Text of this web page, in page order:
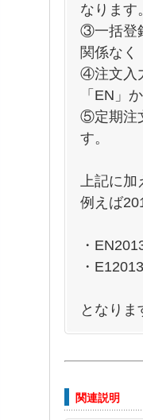
なります
③一括登
関係なく
④注文入
「EN」
⑤定期注
す。
上記に
例えば
・
・
となりま
関連説明